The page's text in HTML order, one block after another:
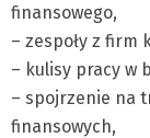
finansowego,
– zespoły z firm
– kulisy pracy w
– spojrzenie na
finansowych,